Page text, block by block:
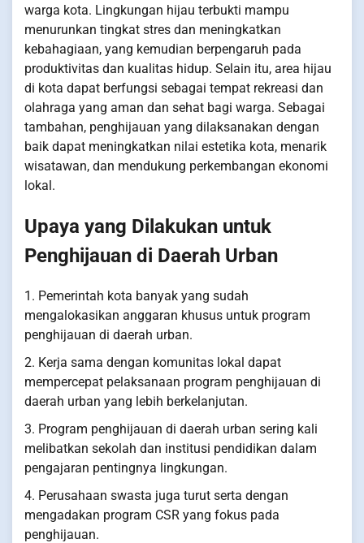
warga kota. Lingkungan hijau terbukti mampu
menurunkan tingkat stres dan meningkatkan
kebahagiaan, yang kemudian berpengaruh pada
produktivitas dan kualitas hidup. Selain itu, area hijau
di kota dapat berfungsi sebagai tempat rekreasi dan
olahraga yang aman dan sehat bagi warga. Sebagai
tambahan, penghijauan yang dilaksanakan dengan
baik dapat meningkatkan nilai estetika kota, menarik
wisatawan, dan mendukung perkembangan ekonomi
lokal.
Upaya yang Dilakukan untuk
Penghijauan di Daerah Urban
1. Pemerintah kota banyak yang sudah
mengalokasikan anggaran khusus untuk program
penghijauan di daerah urban.
2. Kerja sama dengan komunitas lokal dapat
mempercepat pelaksanaan program penghijauan di
daerah urban yang lebih berkelanjutan.
3. Program penghijauan di daerah urban sering kali
melibatkan sekolah dan institusi pendidikan dalam
pengajaran pentingnya lingkungan.
4. Perusahaan swasta juga turut serta dengan
mengadakan program CSR yang fokus pada
penghijauan.